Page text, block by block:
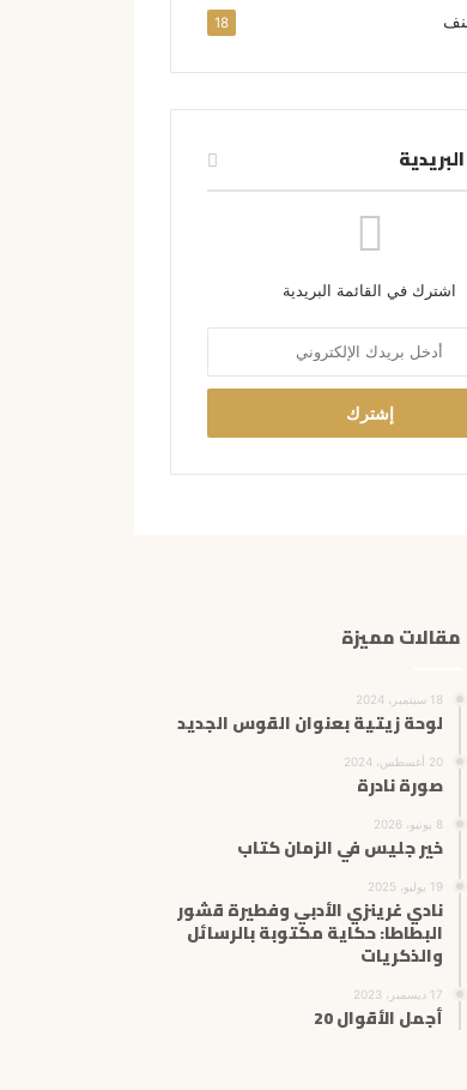
18
اشترك في القائمة البريدية
مقالات مميزة
18 سبتمبر، 2024
لوحة زيتية بعنوان القوس الجديد
20 أغسطس، 2024
صورة نادرة
8 يونيو، 2026
خير جليس في الزمان كتاب
19 يوليو، 2025
نادي غرينزي الأدبي وفطيرة قشور
البطاطا: حكاية مكتوبة بالرسائل
والذكريات
17 ديسمبر، 2023
أجمل الأقوال 20